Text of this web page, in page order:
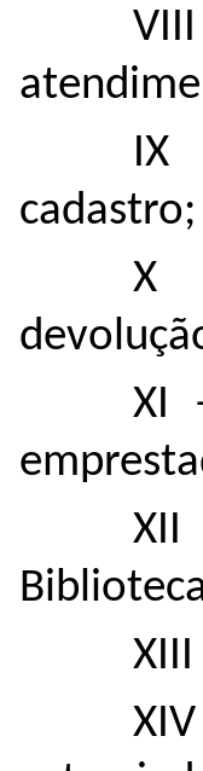
IX
cadastro;
X
XI